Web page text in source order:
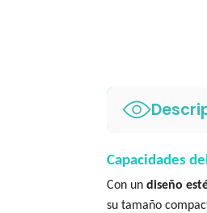
Capacidades
Con un diseño
su tamaño